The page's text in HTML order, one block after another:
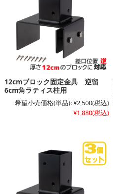
12cmブロック固定金具 逆留
6cm角ラティス柱用
希望小売価格(単品):¥2,500(税込)
¥1,880(税込)